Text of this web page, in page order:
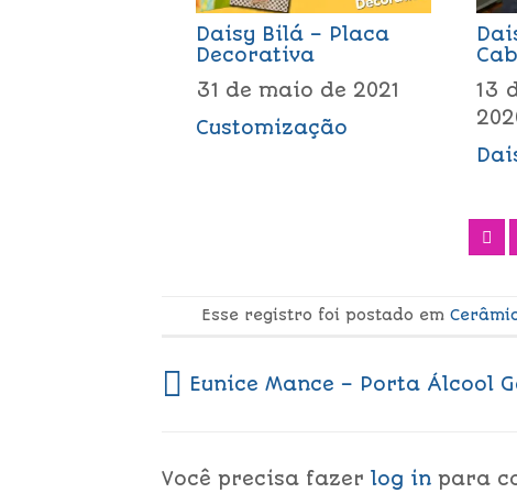
Daisy Bilá – Placa
Decorativa
31 de maio de 2021
Customização
13
Esse registro foi postado em
Eunice Mance – Porta Álcool
Você precisa fazer log in para